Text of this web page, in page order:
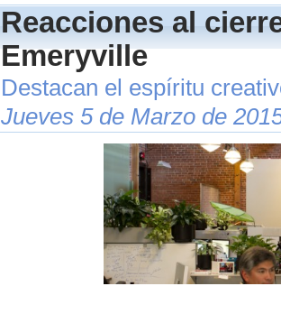
Reacciones al
Emeryville
Destacan el espíritu
Jueves 5 de Marzo de